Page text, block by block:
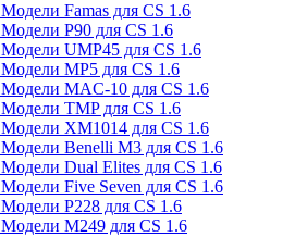
Модели Famas для CS 1.6
Модели P90 для CS 1.6
Модели UMP45 для CS 1.6
Модели MP5 для CS 1.6
Модели MAC-10 для CS 1.6
Модели TMP для CS 1.6
Модели XM1014 для CS 1.6
Модели Benelli M3 для CS 1.6
Модели Dual Elites для CS 1.6
Модели Five Seven для CS 1.6
Модели P228 для CS 1.6
Модели M249 для CS 1.6